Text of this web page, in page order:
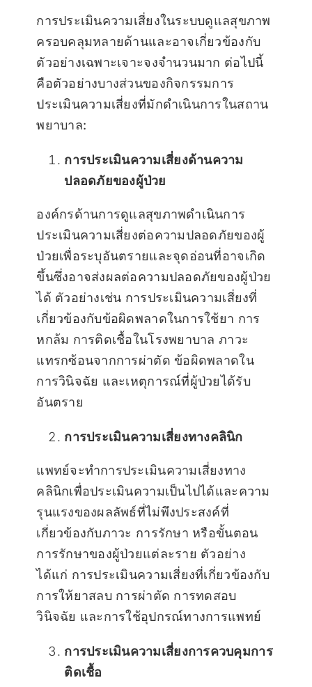
การประเมินความเสี่ยงในระบบดูแลสุขภาพ
ครอบคลุมหลายด้านและอาจเกี่ยวข้องกับ
ตัวอย่างเฉพาะเจาะจงจำนวนมาก ต่อไปนี้
คือตัวอย่างบางส่วนของกิจกรรมการ
ประเมินความเสี่ยงที่มักดำเนินการในสถาน
พยาบาล:
การประเมินความเสี่ยงด้านความ
ปลอดภัยของผู้ป่วย
องค์กรด้านการดูแลสุขภาพดำเนินการ
ประเมินความเสี่ยงต่อความปลอดภัยของผู้
ป่วยเพื่อระบุอันตรายและจุดอ่อนที่อาจเกิด
ขึ้นซึ่งอาจส่งผลต่อความปลอดภัยของผู้ป่วย
ได้ ตัวอย่างเช่น การประเมินความเสี่ยงที่
เกี่ยวข้องกับข้อผิดพลาดในการใช้ยา การ
หกล้ม การติดเชื้อในโรงพยาบาล ภาวะ
แทรกซ้อนจากการผ่าตัด ข้อผิดพลาดใน
การวินิจฉัย และเหตุการณ์ที่ผู้ป่วยได้รับ
อันตราย
การประเมินความเสี่ยงทางคลินิก
แพทย์จะทำการประเมินความเสี่ยงทาง
คลินิกเพื่อประเมินความเป็นไปได้และความ
รุนแรงของผลลัพธ์ที่ไม่พึงประสงค์ที่
เกี่ยวข้องกับภาวะ การรักษา หรือขั้นตอน
การรักษาของผู้ป่วยแต่ละราย ตัวอย่าง
ได้แก่ การประเมินความเสี่ยงที่เกี่ยวข้องกับ
การให้ยาสลบ การผ่าตัด การทดสอบ
วินิจฉัย และการใช้อุปกรณ์ทางการแพทย์
การประเมินความเสี่ยงการควบคุมการ
ติดเชื้อ